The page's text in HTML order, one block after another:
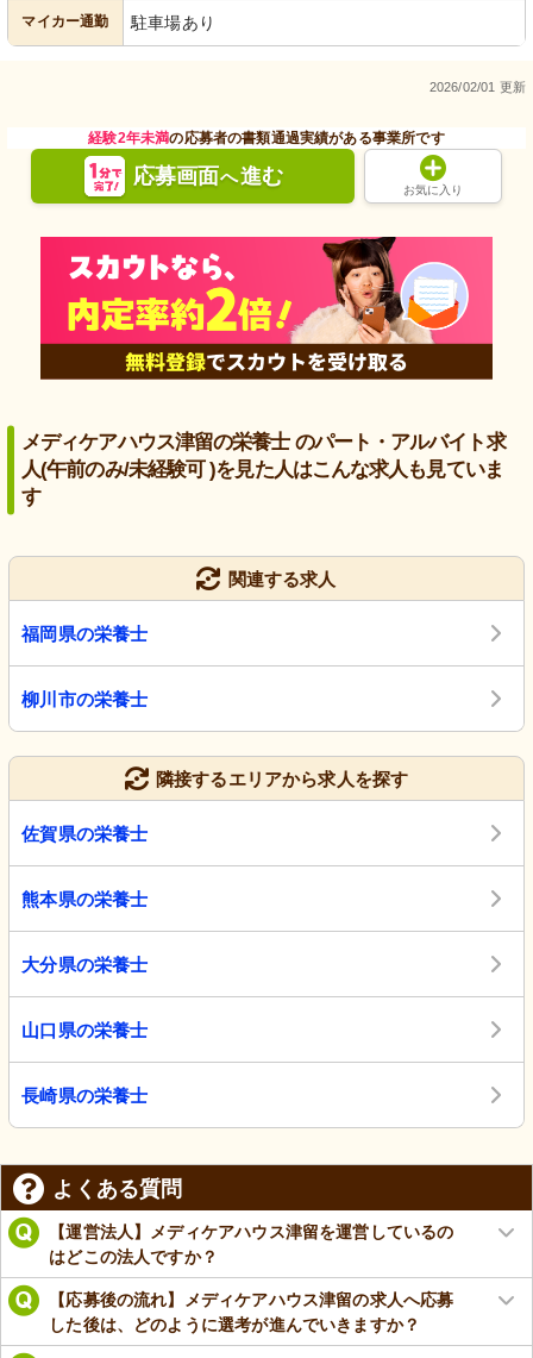
マイカー通勤 駐車場あり
2026/02/01 更新
経験2年未満の応募者の書類通過実績がある事業所です
応募画面へ進む
お気に入り
メディケアハウス津留の栄養士 のパート・アルバイト求
人(午前のみ/未経験可 )を見た人はこんな求人も見ていま
す
関連する求人
福岡県の栄養士
柳川市の栄養士
隣接するエリアから求人を探す
佐賀県の栄養士
熊本県の栄養士
大分県の栄養士
山口県の栄養士
長崎県の栄養士
よくある質問
【運営法人】メディケアハウス津留を運営しているの
はどこの法人ですか？
【応募後の流れ】メディケアハウス津留の求人へ応募
した後は、どのように選考が進んでいきますか？